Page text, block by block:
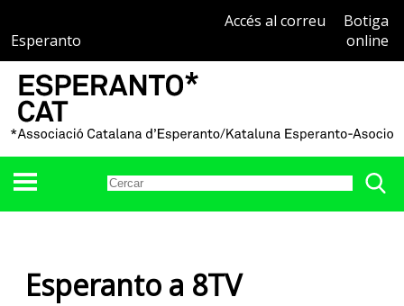
Esperanto
Accés al correu
Botiga
online
Esperanto a 8TV